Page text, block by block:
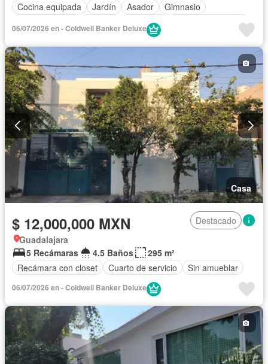
Cocina equipada
Jardín Asador
Gimnasio
Seguridad
Cuarto de servicio
Sin amueblar
06/07/2026 en - Coldwell Banker Deluxe
Casa
$ 12,000,000 MXN
Destacado
Guadalajara
5 Recámaras
4.5 Baños
295 m²
Recámara con closet
Cuarto de servicio Sin amueblar
06/07/2026 en - Coldwell Banker Deluxe